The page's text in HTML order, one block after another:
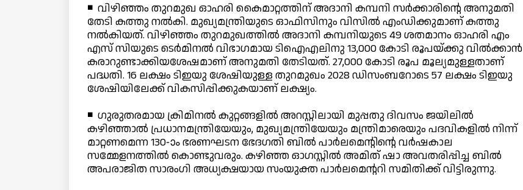
◾ വിഴിഞ്ഞം തുറമുഖ ഓഹരി കൈമാറ്റത്തിന് അദാനി കമ്പനി സര്‍ക്കാരിന്റെ അനുമതി
തേടി കത്തു നല്‍കി. മുഖ്യമന്ത്രിയുടെ ഓഫിസിനും വിസില്‍ എംഡിക്കുമാണ് കത്തു
നല്‍കിയത്. വിഴിഞ്ഞം തുറമുഖത്തില്‍ അദാനി കമ്പനിയുടെ 49 ശതമാനം ഓഹരി എം
എസ് സിയുടെ ടെര്‍മിനല്‍ വിഭാഗമായ ടിഐഎലിനു 13,000 കോടി രൂപയ്ക്കു വില്‍ക്കാന്‍
കരാറുണ്ടാക്കിയശേഷമാണ് അനുമതി തേടിയത്. 27,000 കോടി രൂപ മൂല്യമുള്ളതാണ്
പദ്ധതി. 16 ലക്ഷം ടിഇയു ശേഷിയുള്ള തുറമുഖം 2028 ഡിസംബറോടെ 57 ലക്ഷം ടിഇയു
ശേഷിയിലേക്ക് വികസിപ്പിക്കുകയാണ് ലക്ഷ്യം.
◾ ഗുരുതരമായ ക്രിമിനല്‍ കുറ്റങ്ങളില്‍ അറസ്റ്റിലായി മുപ്പതു ദിവസം ജയിലില്‍
കഴിഞ്ഞാല്‍ പ്രധാനമന്ത്രിയേയും, മുഖ്യമന്ത്രിയേയും മന്ത്രിമാരെയും പദവികളില്‍ നിന്ന്
മാറ്റണമെന്ന 130-ാം ഭരണഘടന ഭേദഗതി ബില്‍ പാര്‍ലമെന്റിന്റെ വര്‍ഷകാല
സമ്മേളനത്തില്‍ കൊണ്ടുവരും. കഴിഞ്ഞ ഓഗസ്റ്റില്‍ അമിത് ഷാ അവതരിപ്പിച്ച ബില്‍
അപരാജിത സാരംഗി അധ്യക്ഷയായ സംയുക്ത പാര്‍ലമെന്ററി സമിതിക്ക് വിട്ടിരുന്നു.